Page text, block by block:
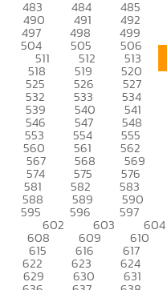
483 484 485
490 491 492
497 498 499
504 505 506
511 512 513
518 519 520
525 526 527
532 533 534
539 540 541
546 547 548
553 554 555
560 561 562
567 568 569
574 575 576
581 582 583
588 589 590
595 596 597
602 603 604
608 609 610
615 616 617
622 623 624
629 630 631